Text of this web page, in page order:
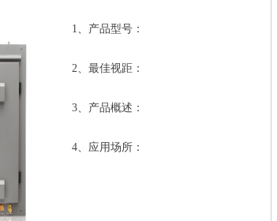
1、产品型号：
2、最佳视距：
3、产品概述：
4、应用场所：